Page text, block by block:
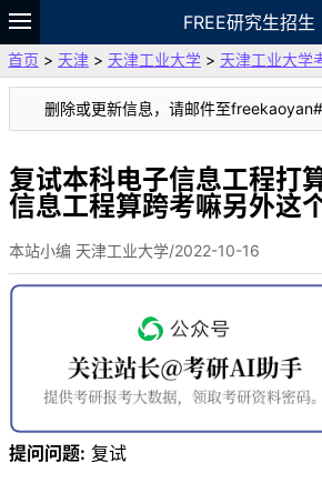
FREE研究生招生
题库
故事 专题 APP
VIP
资料
首页 > 天津 > 天津工业大学 > 天津工业大学
删除或更新信息，请邮件至
复试本科电子信息工程打
信息工程算跨考嘛另外这
本站小编 天津工业大学/2022-10-16
提问问题: 复试